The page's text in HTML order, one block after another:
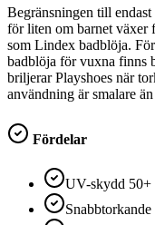
Begränsningen till
för liten om barnet växer
som Lindex badblöja.
badblöja för vuxna finns
briljerar Playshoes när
användning är smalare
Fördelar
UV-skydd 50+
Snabbtorkande